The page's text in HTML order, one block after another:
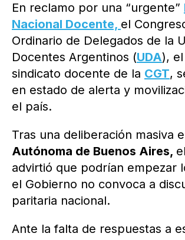
En reclamo por una “urgente”
Nacional Docente, el
Ordinario de Delegados de la
Docentes Argentinos (UDA),
sindicato docente de la CGT,
en estado de alerta y
el país.
Tras una deliberación masiva
Autónoma de Buenos Aires,
advirtió que podrían empezar
el Gobierno no convoca a
paritaria nacional.
Ante la falta de respuestas a